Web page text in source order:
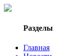
Разделы
Главная